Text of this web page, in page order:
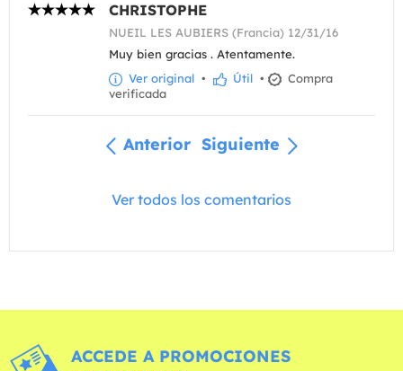
CHRISTOPHE
NUEIL LES AUBIERS (Francia) 12/31/16
Muy bien gracias . Atentamente.
Ver original • Útil •
Compra
verificada
Anterior Siguiente
Ver todos los comentarios
ACCEDE A PROMOCIONES